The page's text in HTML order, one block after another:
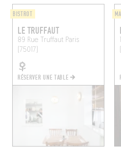
BISTROT
LE TRUFFAUT
89 Rue TruffautParis
(75017)
RÉSERVER UNE TABLE